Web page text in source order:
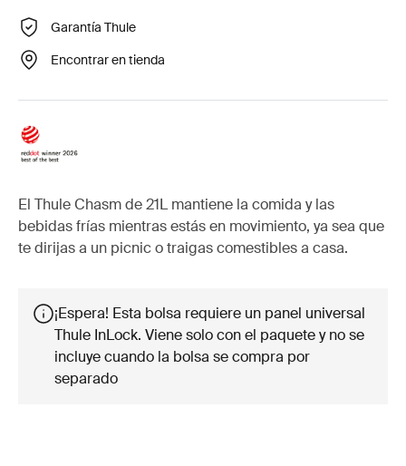
Garantía Thule
Encontrar en tienda
El Thule Chasm de 21L mantiene la comida y las
bebidas frías mientras estás en movimiento, ya sea que
te dirijas a un picnic o traigas comestibles a casa.
¡Espera! Esta bolsa requiere un panel universal
Thule InLock. Viene solo con el paquete y no se
incluye cuando la bolsa se compra por
separado